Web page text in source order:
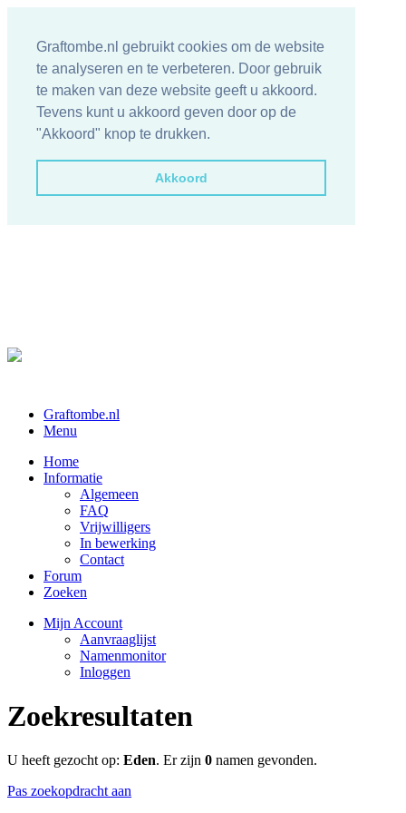
Graftombe.nl gebruikt cookies om de website
te analyseren en te verbeteren. Door gebruik
te maken van deze website geeft u akkoord.
Tevens kunt u akkoord geven door op de
"Akkoord" knop te drukken.
Akkoord
Graftombe.nl
Menu
Home
Informatie
Algemeen
FAQ
Vrijwilligers
In bewerking
Contact
Forum
Zoeken
Mijn Account
Aanvraaglijst
Namenmonitor
Inloggen
Zoekresultaten
U heeft gezocht op: Eden. Er zijn 0 namen gevonden.
Pas zoekopdracht aan